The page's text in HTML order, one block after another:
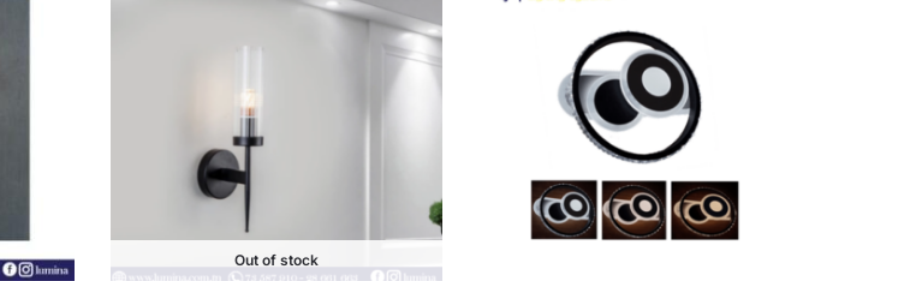
Out of stock